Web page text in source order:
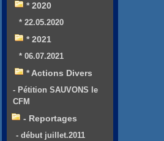
* 2020
* 22.05.2020
* 2021
* 06.07.2021
* Actions Divers
- Pétition SAUVONS le
CFM
- Reportages
- début juillet.2011